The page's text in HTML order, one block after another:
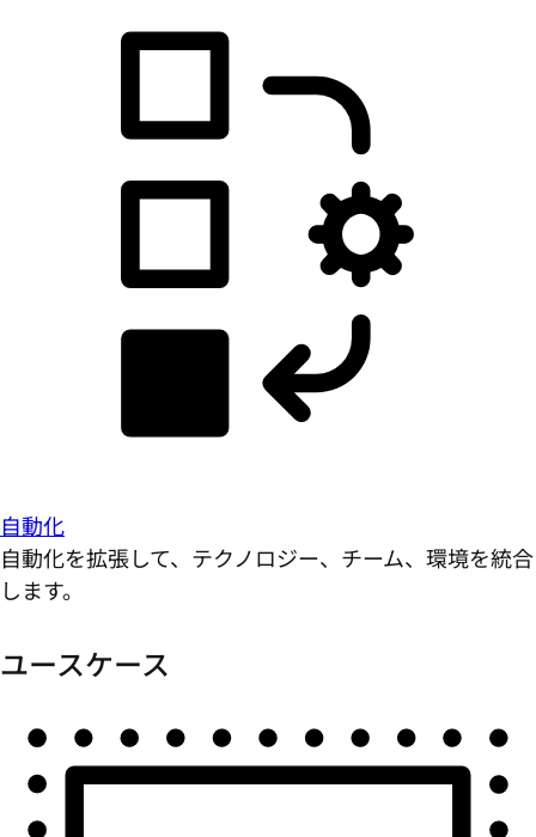
自動化
自動化を拡張して、テクノロジー、チーム、環境を統合
します。
ユースケース